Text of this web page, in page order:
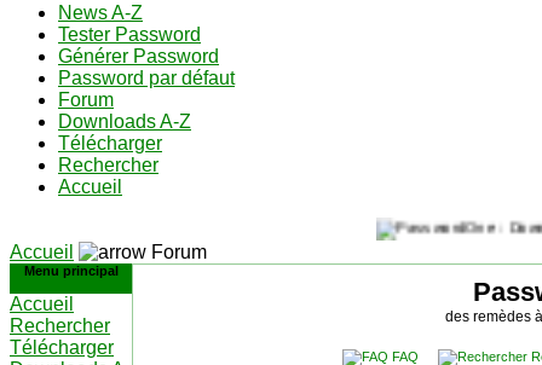
News A-Z
Tester Password
Générer Password
Password par défaut
Forum
Downloads A-Z
Télécharger
Rechercher
Accueil
Accueil Forum
Menu principal
Accueil
Rechercher
Télécharger
des remèdes
FAQ